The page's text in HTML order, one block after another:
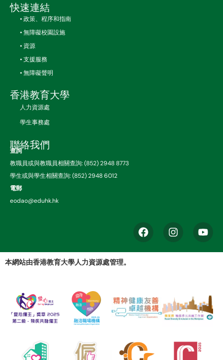
快速連結
• 政策、程序和指南
• 無障礙校園設施
• 資源
• 支援服務
• 無障礙聲明
香港教育大學
人力資源處
學生事務處
聯絡我們
查詢
教職員或與教職員相關查詢: (852) 2948 8773
學生或與學生相關查詢: (852) 2948 6012
電郵
eodao@eduhk.hk
本網站由香港教育大學人力資源處管理。